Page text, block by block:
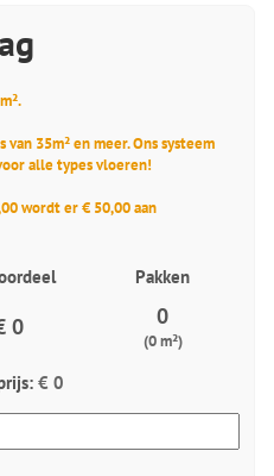
35m² en meer. Ons systeem
alle types vloeren!
wordt er € 50,00 aan
Pakken
0 0
(0 m²)
€ 0